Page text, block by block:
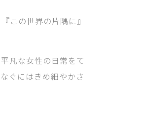
この世界の片隅に』
凡な女性の日常をて
ぐにはきめ細やかさ